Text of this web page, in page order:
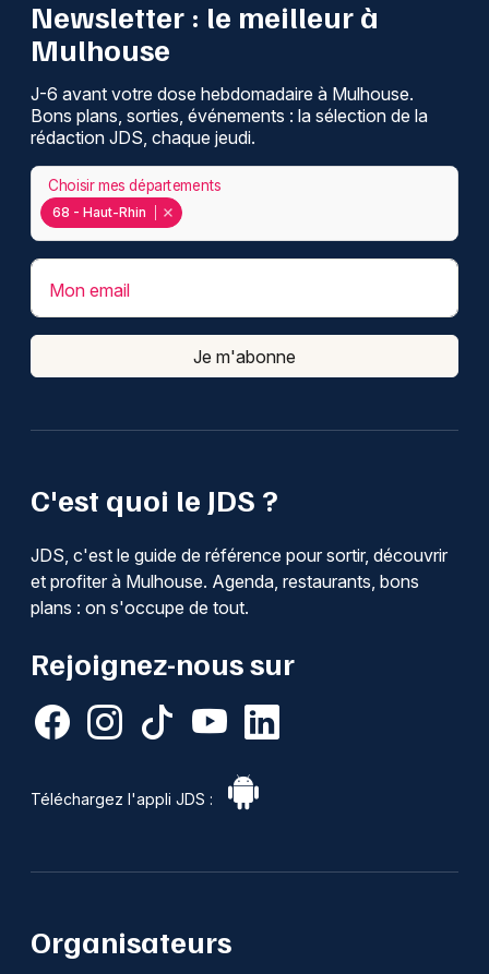
Spectacles
Concerts
Sports
Soirées
Sorties famille
Recherche globale dans le Grand Est
Newsletter des sorties
Actus à Mulhouse
Restaurants
Montpellier
Nantes
Nice
Paris
Strasbourg
Toulouse
C'est quoi le JDS ?
JDS, c'est le guide de référence pour sortir, découvrir
et profiter à Mulhouse. Agenda, restaurants, bons
plans : on s'occupe de tout.
Rejoignez-nous sur
Téléchargez l'appli JDS :
Newsletter : le meilleur à
Mulhouse
J-6 avant votre dose hebdomadaire à Mulhouse.
Bons plans, sorties, événements : la sélection de la
rédaction JDS, chaque jeudi.
68 - Haut-Rhin
Choisir mes départements
Mon email
Je m'abonne
Organisateurs